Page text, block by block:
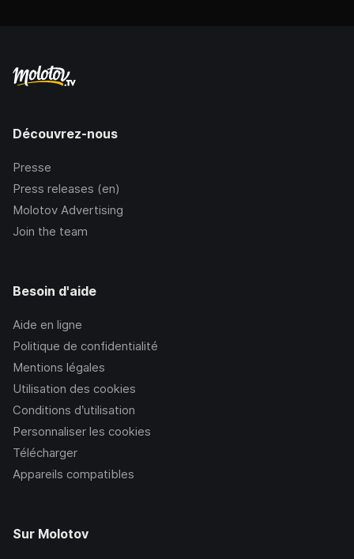
Découvrez-nous
Presse
Press releases (en)
Molotov Advertising
Join the team
Besoin d'aide
Aide en ligne
Politique de confidentialité
Mentions légales
Utilisation des cookies
Conditions d’utilisation
Personnaliser les cookies
Télécharger
Appareils compatibles
Sur Molotov